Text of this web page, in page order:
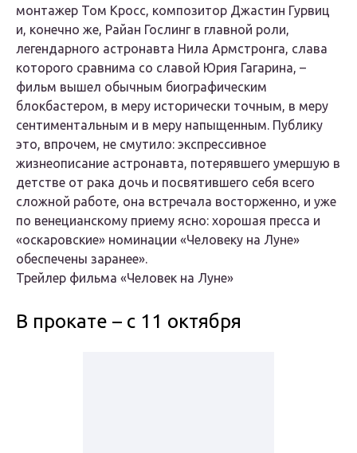
монтажер Том Кросс, композитор Джастин Гурвиц
и, конечно же, Райан Гослинг в главной роли,
легендарного астронавта Нила Армстронга, слава
которого сравнима со славой Юрия Гагарина, –
фильм вышел обычным биографическим
блокбастером, в меру исторически точным, в меру
сентиментальным и в меру напыщенным. Публику
это, впрочем, не смутило: экспрессивное
жизнеописание астронавта, потерявшего умершую в
детстве от рака дочь и посвятившего себя всего
сложной работе, она встречала восторженно, и уже
по венецианскому приему ясно: хорошая пресса и
«оскаровские» номинации «Человеку на Луне»
обеспечены заранее».
Трейлер фильма «Человек на Луне»
В прокате – с 11 октября